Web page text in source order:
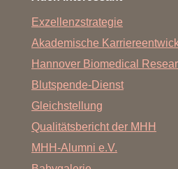
Exzellenzstrategie
Akademische
Hannover Biomedical
Blutspende-Dienst
Gleichstellung
Qualitätsbericht der MHH
MHH-Alumni e.V.